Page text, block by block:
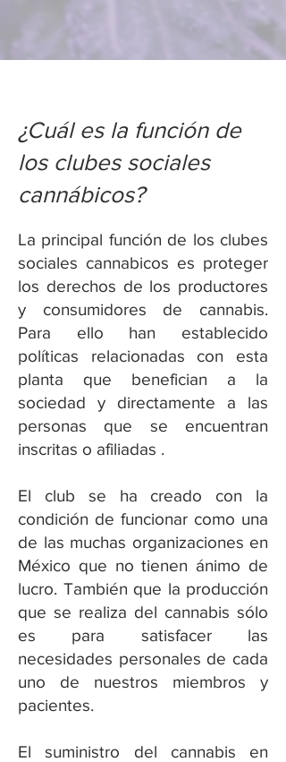
¿Cuál es la función de
los clubes sociales
cannábicos?
La principal función de los clubes
sociales cannabicos es proteger
los derechos de los productores
y consumidores de cannabis.
Para ello han establecido
políticas relacionadas con esta
planta que benefician a la
sociedad y directamente a las
personas que se encuentran
inscritas o afiliadas .
El club se ha creado con la
condición de funcionar como una
de las muchas organizaciones en
México que no tienen ánimo de
lucro. También que la producción
que se realiza del cannabis sólo
es para satisfacer las
necesidades personales de cada
uno de nuestros miembros y
pacientes.
El suministro del cannabis en